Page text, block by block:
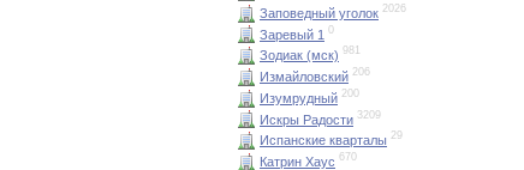
Заповедный уголок 2026
Заревый 1 0
Зодиак (мск) 981
Измайловский 206
Изумрудный 200
Искры Радости 3209
Испанские кварталы 29
Катрин Хаус 670